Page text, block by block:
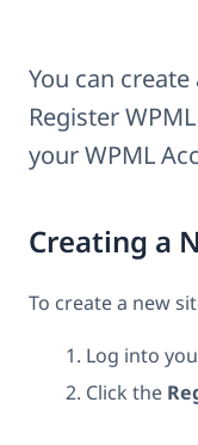
You can
Register
your WPML
Creating a
To create a new
Log into
Click the